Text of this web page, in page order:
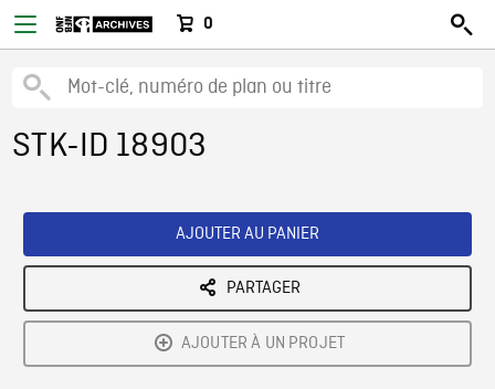
0
STK-ID 18903
AJOUTER AU PANIER
PARTAGER
AJOUTER À UN PROJET